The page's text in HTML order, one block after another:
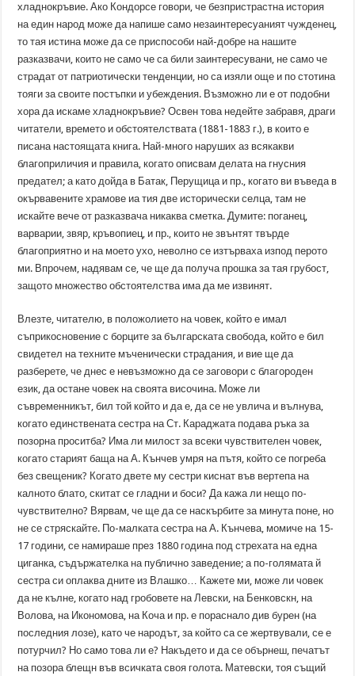
хладнокръвие. Ако Кондорсе говори, че безпристрастна история
на един народ може да напише само незаинтересуаният чужденец,
то тая истина може да се приспособи най-добре на нашите
разказвачи, които не само че са били заинтересувани, не само че
страдат от патриотически тенденции, но са изяли още и по стотина
тояги за своите постъпки и убеждения. Възможно ли е от подобни
хора да искаме хладнокръвие? Освен това недейте забравя, драги
читатели, времето и обстоятелствата (1881-1883 г.), в които е
писана настоящата книга. Най-много наруших аз всякакви
благоприличия и правила, когато описвам делата на гнусния
предател; а като дойда в Батак, Перущица и пр., когато ви въведа в
окървавените храмове иа тия две исторически селца, там не
искайте вече от разказвача никаква сметка. Думите: поганец,
варварии, звяр, кръвопиец, и пр., които не звънтят твърде
благоприятно и на моето ухо, неволно се изтърваха изпод перото
ми. Впрочем, надявам се, че ще да получа прошка за тая грубост,
защото множество обстоятелства има да ме извинят.
Влезте, читателю, в положолието на човек, който е имал
съприкосновение с борците за българската свобода, който е бил
свидетел на техните мъченически страдания, и вие ще да
разберете, че днес е невъзможно да се заговори с благороден
език, да остане човек на своята височина. Може ли
съвременникът, бил той който и да е, да се не увлича и вълнува,
когато единствената сестра на Ст. Караджата подава ръка за
позорна проситба? Има ли милост за всеки чувствителен човек,
когато старият баща на А. Кънчев умря на пътя, който се погреба
без свещеник? Когато двете му сестри киснат във вертепа на
калното блато, скитат се гладни и боси? Да кажа ли нещо по-
чувствително? Вярвам, че ще да се наскърбите за минута поне, но
не се стряскайте. По-малката сестра на А. Кънчева, момиче на 15-
17 години, се намираше през 1880 година под стрехата на една
циганка, съдържателка на публично заведение; а по-голямата й
сестра си оплаква дните из Влашко… Кажете ми, може ли човек
да не кълне, когато над гробовете на Левски, на Бенковскн, на
Волова, на Икономова, на Коча и пр. е пораснало див бурен (на
последния лозе), като че народът, за който са се жертвували, се е
потурчил? Но само това ли е? Накъдето и да се обърнеш, печатът
на позора блещн във всичката своя голота. Матевски, тоя същий